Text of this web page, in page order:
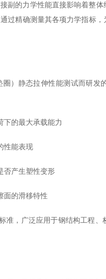
副的力学性能直接影响着整体
过精确测量其各项力学指标
）静态拉伸性能测试而研发
下的最大承载能力
性能表现
否产生塑性变形
面的滑移特性
准，广泛应用于钢结构工程